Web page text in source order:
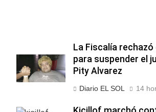
La Fiscalía rechazó
para suspender el
Pity Alvarez
Diario EL SOL 14